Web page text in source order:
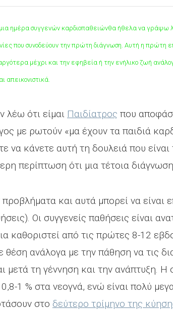
ημέρα συγγενών καρδιοπαθειώνθα ήθελα να γράψω
που συνοδεύουν την πρώτη διάγνωση. Αυτή η πρώτη
μέχρι και την εφηβεία ή την ενήλικο ζωή
απεικονιστικά.
λέω ότι είμαι Παιδίατρος που
με ρωτούν «μα έχουν τα παιδιά
να κάνετε αυτή τη δουλειά που
περίπτωση ότι μια τέτοια
και αυτά μπορεί να είναι
Οι συγγενείς παθήσεις είναι
καθοριστεί από τις πρώτες 8-12
θέση ανάλογα με την πάθηση να τις
μετά τη γέννηση και την ανάπτυξη.
1 % στα νεογνά, ενώ είναι πολύ
στο δεύτερο τρίμηνο της